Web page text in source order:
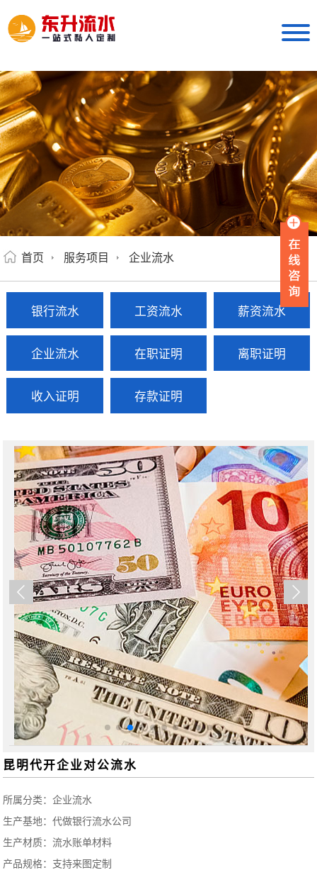
首页 服务项目 企业流水
银行流水 工资流水 薪资流水
企业流水 在职证明 离职证明
收入证明 存款证明
昆明代开企业对公流水
所属分类：企业流水
生产基地：代做银行流水公司
生产材质：流水账单材料
产品规格：支持来图定制